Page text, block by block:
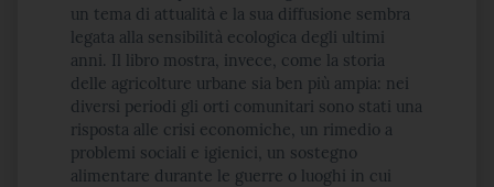
un tema di attualità e la sua diffusione sembra
legata alla sensibilità ecologica degli ultimi
anni. Il libro mostra, invece, come la storia
delle agricolture urbane sia ben più ampia: nei
diversi periodi gli orti comunitari sono stati una
risposta alle crisi economiche, un rimedio a
problemi sociali e igienici, un sostegno
alimentare durante le guerre o luoghi in cui